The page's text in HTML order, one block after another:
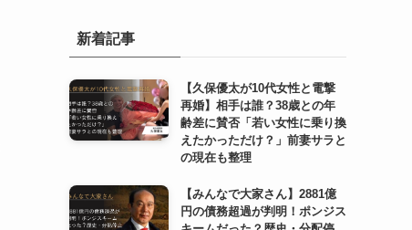
新着記事
【久保優太が10代女性と電撃
再婚】相手は誰？38歳との年
齢差に賛否「若い女性に乗り換
えたかっただけ？」前妻サラと
の現在も整理
【みんなで大家さん】2881億
円の債務超過が判明！ポンジス